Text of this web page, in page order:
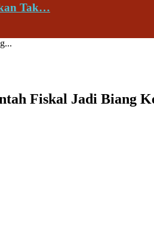
Tak…
Fiskal Jadi Biang